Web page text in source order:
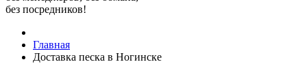
без посредников!
Главная
Доставка песка в Ногинске